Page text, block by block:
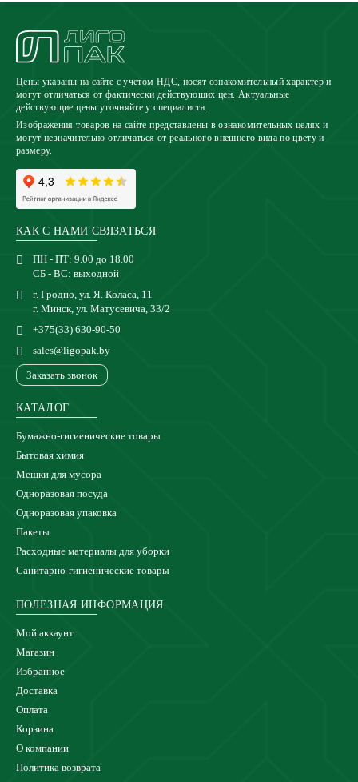
Цены указаны на сайте с учетом НДС, носят ознакомительный характер и
могут отличаться от фактически действующих цен. Актуальные
действующие цены уточняйте у специалиста.
Изображения товаров на сайте представлены в ознакомительных целях и
могут незначительно отличаться от реального внешнего вида по цвету и
размеру.
КАК С НАМИ СВЯЗАТЬСЯ
ПН - ПТ: 9.00 до 18.00
СБ - ВС: выходной
г. Гродно, ул. Я. Коласа, 11
г. Минск, ул. Матусевича, 33/2
+375(33) 630-90-50
sales@ligopak.by
Заказать звонок
КАТАЛОГ
Бумажно-гигиенические товары
Бытовая химия
Мешки для мусора
Одноразовая посуда
Одноразовая упаковка
Пакеты
Расходные материалы для уборки
Санитарно-гигиенические товары
ПОЛЕЗНАЯ ИНФОРМАЦИЯ
Мой аккаунт
Магазин
Избранное
Доставка
Оплата
Корзина
О компании
Политика возврата